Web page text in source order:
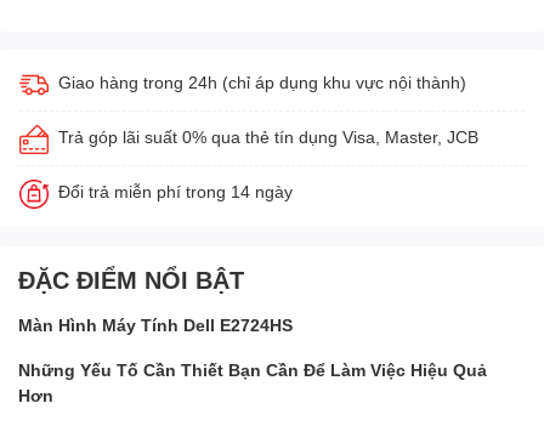
Giao hàng trong 24h (chỉ áp dụng khu vực nội thành)
Trả góp lãi suất 0% qua thẻ tín dụng Visa, Master, JCB
Đổi trả miễn phí trong 14 ngày
ĐẶC ĐIỂM NỔI BẬT
Màn Hình Máy Tính Dell E2724HS
Những Yếu Tố Cần Thiết Bạn Cần Để Làm Việc Hiệu Quả
Hơn